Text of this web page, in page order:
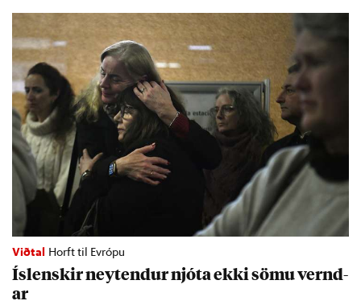
Viðtal Horft til Evrópu
Ís­lensk­ir neyt­end­ur njóta ekki sömu vernd­
ar